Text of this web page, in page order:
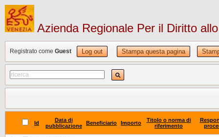
Azienda Regionale Per il Diritto
Registrato come Guest Log out Stampa questa pagina
Id
Data di
pubblicazione
Beneficiario Importo
Titolo o norma di
riferimento